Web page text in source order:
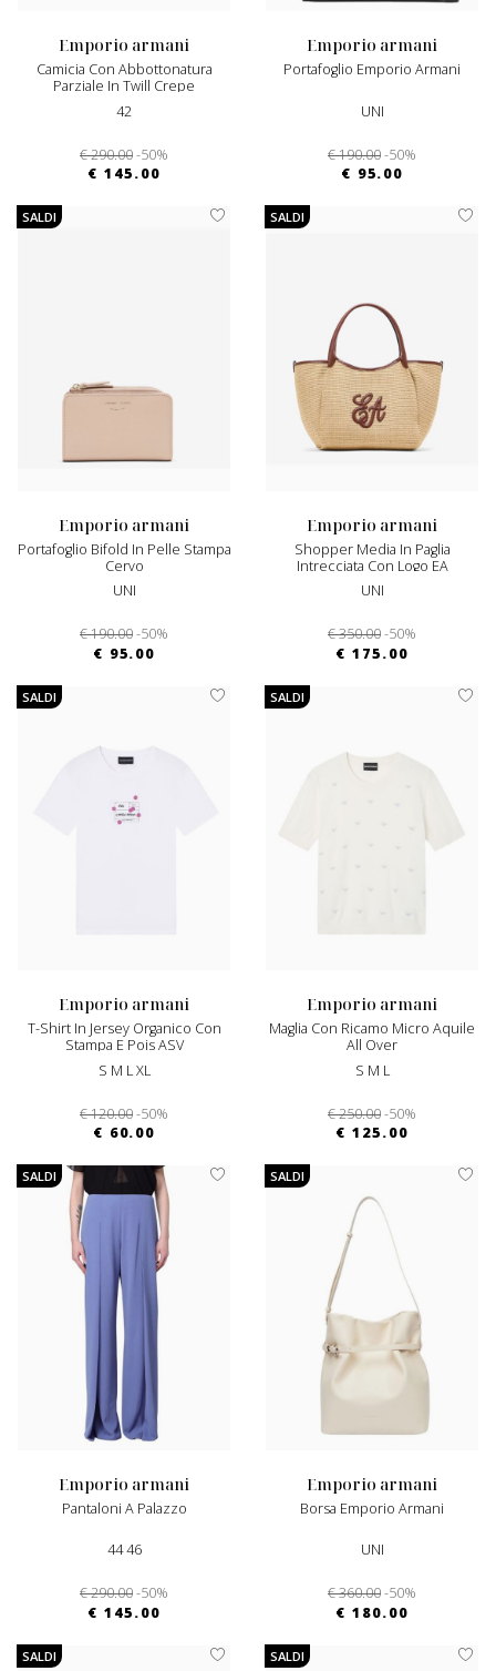
emporio armani
Camicia Con Abbottonatura
Parziale In Twill Crepe
42
€ 290.00-50%
€ 145.00
emporio armani
Portafoglio Emporio Armani
UNI
€ 190.00-50%
€ 95.00
SALDI
emporio armani
Portafoglio Bifold In Pelle Stampa
Cervo
UNI
€ 190.00-50%
€ 95.00
SALDI
emporio armani
Shopper Media In Paglia
Intrecciata Con Logo EA
UNI
€ 350.00-50%
€ 175.00
SALDI
emporio armani
T-Shirt In Jersey Organico Con
Stampa E Pois ASV
S M L XL
€ 120.00-50%
€ 60.00
SALDI
emporio armani
Maglia Con Ricamo Micro Aquile
All Over
S M L
€ 250.00-50%
€ 125.00
SALDI
emporio armani
Pantaloni A Palazzo
44 46
€ 290.00-50%
€ 145.00
SALDI
emporio armani
Borsa Emporio Armani
UNI
€ 360.00-50%
€ 180.00
SALDI SALDI